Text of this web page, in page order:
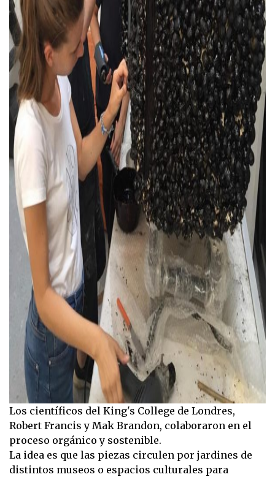
Los científicos del King's College de Londres,
Robert Francis y Mak Brandon, colaboraron en el
proceso orgánico y sostenible.
La idea es que las piezas circulen por jardines de
distintos museos o espacios culturales para